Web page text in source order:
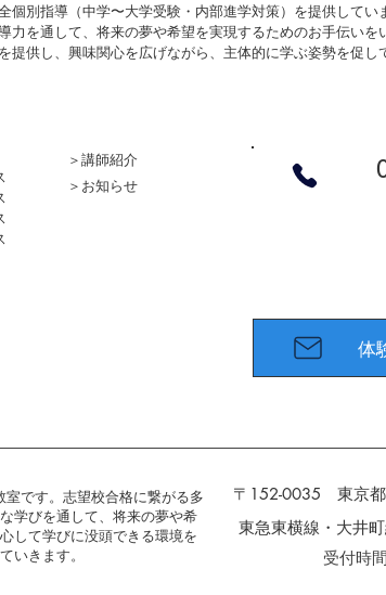
個別指導（中学〜大学受験・内部進学対策）を提供してい
力を通して、将来の夢や希望を実現するためのお手伝いを
提供し、興味関心を広げながら、主体的に学ぶ姿勢を促し
＞講師紹介
＞ お知らせ
体
です。志望校合格に繋がる多
学びを通して、将来の夢や希
して学びに没頭できる環境を
いきます。
〒152-0035 東京都
東急東横線・大井
受付時